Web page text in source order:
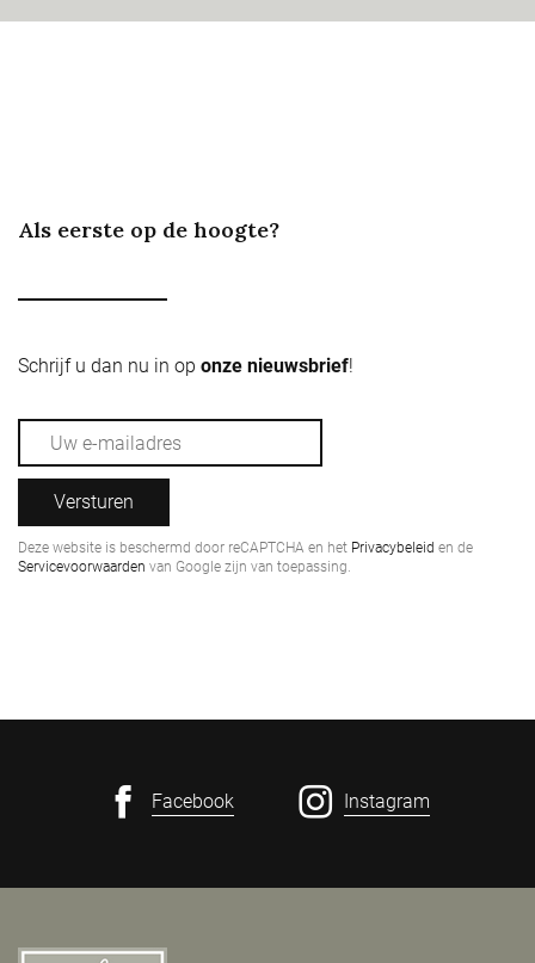
Als eerste op de hoogte?
Schrijf u dan nu in op onze nieuwsbrief!
Versturen
Deze website is beschermd door reCAPTCHA en het Privacybeleid en de
Servicevoorwaarden van Google zijn van toepassing.
Facebook Instagram